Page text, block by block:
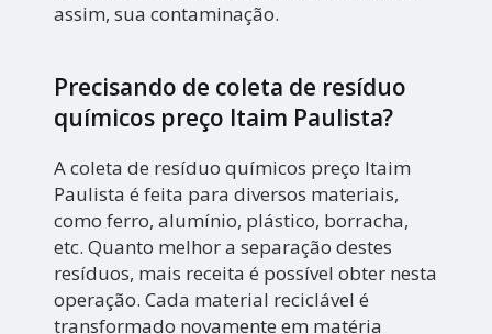
assim, sua contaminação.
Precisando de coleta de resíduo
químicos preço Itaim Paulista?
A coleta de resíduo químicos preço Itaim
Paulista é feita para diversos materiais,
como ferro, alumínio, plástico, borracha,
etc. Quanto melhor a separação destes
resíduos, mais receita é possível obter nesta
operação. Cada material reciclável é
transformado novamente em matéria